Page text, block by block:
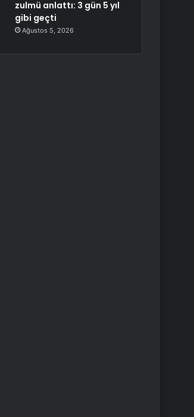
zulmü anlattı: 3 gün 5 yıl
gibi geçti
Ağustos 5, 2026